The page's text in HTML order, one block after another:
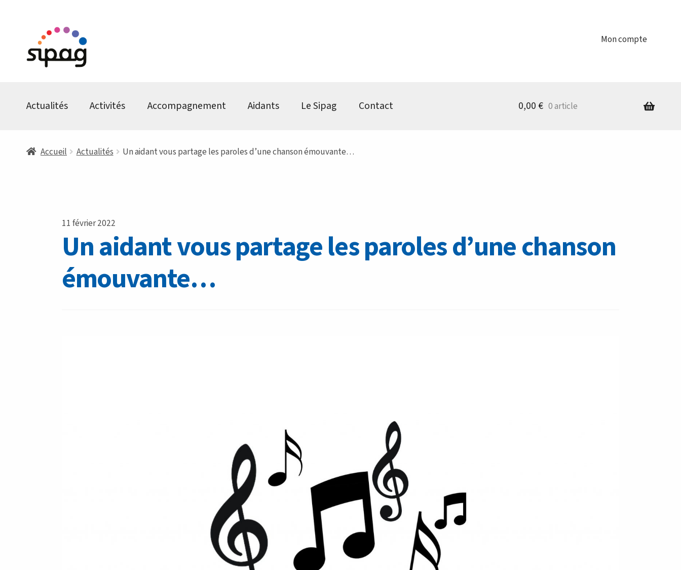
Aller
à
la
Aller
au
contenu
Mon compte
Actualités Activités Accompagnement Aidants Le Sipag Contact 0,00€ 0 article
Accueil Actualités Un aidant vous partage les paroles d’une chanson émouvante…
11 février 2022
Un aidant vous partage les paroles d’une chanson
émouvante…